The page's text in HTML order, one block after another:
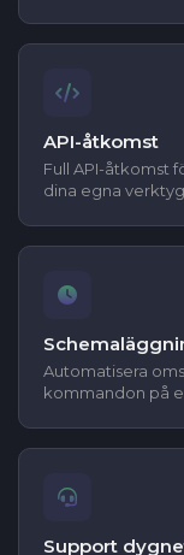
API-åtkomst
Full API-åtkomst
dina egna verktyg.
Automatisera
kommandon på
Support